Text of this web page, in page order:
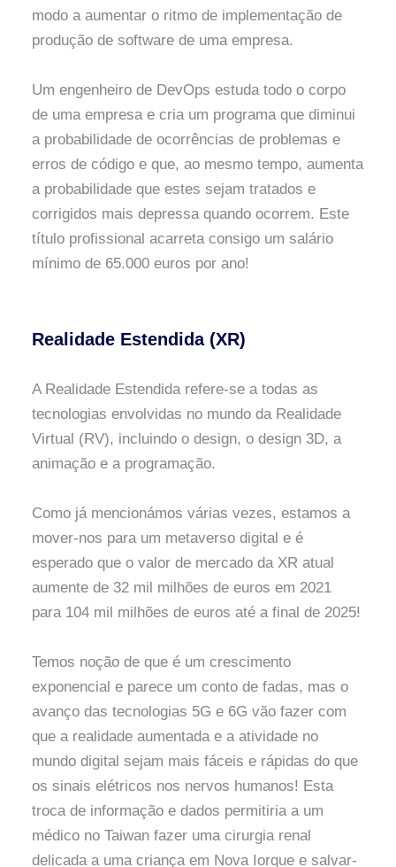
modo a aumentar o ritmo de implementação de
produção de software de uma empresa.
Um engenheiro de DevOps estuda todo o corpo
de uma empresa e cria um programa que diminui
a probabilidade de ocorrências de problemas e
erros de código e que, ao mesmo tempo, aumenta
a probabilidade que estes sejam tratados e
corrigidos mais depressa quando ocorrem. Este
título profissional acarreta consigo um salário
mínimo de 65.000 euros por ano!
Realidade Estendida (XR)
A Realidade Estendida refere-se a todas as
tecnologias envolvidas no mundo da Realidade
Virtual (RV), incluindo o design, o design 3D, a
animação e a programação.
Como já mencionámos várias vezes, estamos a
mover-nos para um metaverso digital e é
esperado que o valor de mercado da XR atual
aumente de 32 mil milhões de euros em 2021
para 104 mil milhões de euros até a final de 2025!
Temos noção de que é um crescimento
exponencial e parece um conto de fadas, mas o
avanço das tecnologias 5G e 6G vão fazer com
que a realidade aumentada e a atividade no
mundo digital sejam mais fáceis e rápidas do que
os sinais elétricos nos nervos humanos! Esta
troca de informação e dados permitiria a um
médico no Taiwan fazer uma cirurgia renal
delicada a uma criança em Nova Iorque e salvar-